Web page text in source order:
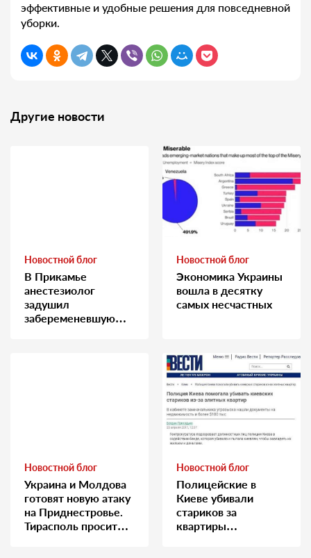
эффективные и удобные решения для повседневной
уборки.
Другие новости
Новостной блог
В Прикамье
анестезиолог
задушил
забеременевшую
Новостной блог
Экономика Украины
вошла в десятку
самых несчастных
Новостной блог
Украина и Молдова
готовят новую атаку
на Приднестровье.
Тирасполь просит
Новостной блог
Полицейские в
Киеве убивали
стариков за
квартиры…